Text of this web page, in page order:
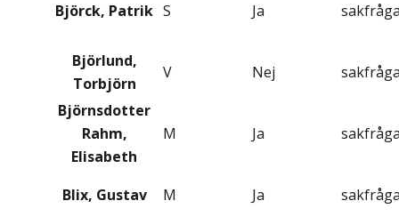
Björck, Patrik S Ja
Björlund,
Torbjörn
V Nej
Björnsdotter
Rahm,
Elisabeth
M Ja
Blix, Gustav M Ja